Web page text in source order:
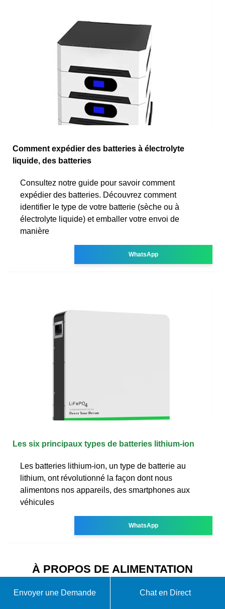
Comment expédier des batteries à électrolyte
liquide, des batteries
Consultez notre guide pour savoir comment
expédier des batteries. Découvrez comment
identifier le type de votre batterie (sèche ou à
électrolyte liquide) et emballer votre envoi de
manière
WhatsApp
Les six principaux types de batteries lithium-ion
Les batteries lithium-ion, un type de batterie au
lithium, ont révolutionné la façon dont nous
alimentons nos appareils, des smartphones aux
véhicules
WhatsApp
À PROPOS DE ALIMENTATION
Envoyer une Demande Chat en Direct